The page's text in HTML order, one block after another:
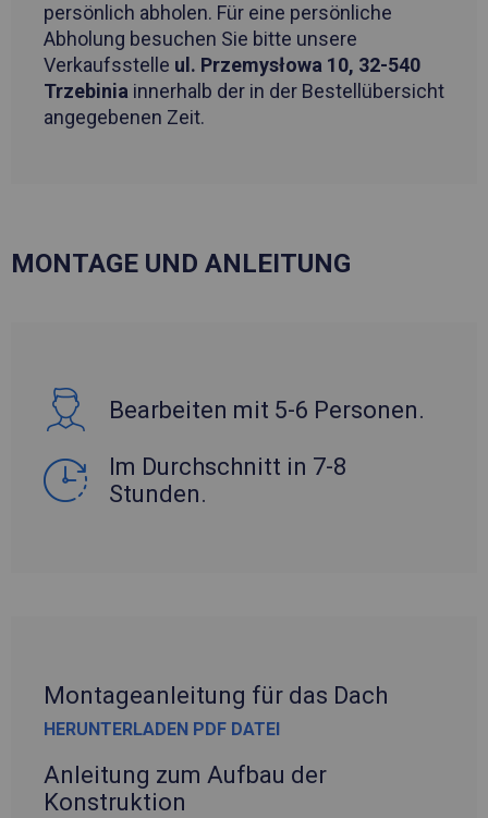
persönlich abholen. Für eine persönliche
Abholung besuchen Sie bitte unsere
Verkaufsstelle ul. Przemysłowa 10, 32-540
Trzebinia innerhalb der in der Bestellübersicht
angegebenen Zeit.
MONTAGE UND ANLEITUNG
Bearbeiten mit 5-6 Personen.
Im Durchschnitt in 7-8
Stunden.
Montageanleitung für das Dach
HERUNTERLADEN PDF DATEI
Anleitung zum Aufbau der
Konstruktion